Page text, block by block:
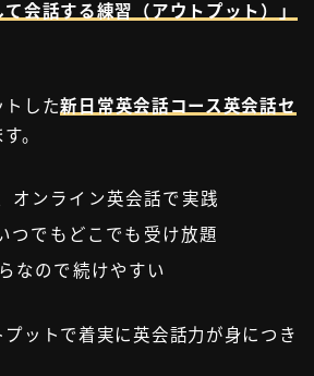
て会話する練習（アウトプット）」
トした新日常英会話コース英会話セ
。
オンライン英会話で実践
つでもどこでも受け放題
なので続けやすい
ットで着実に英会話力が身につき